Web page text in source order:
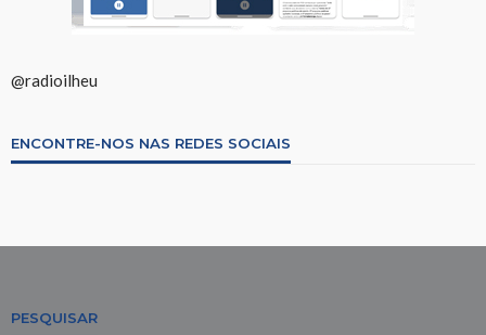
@radioilheu
ENCONTRE-NOS NAS REDES SOCIAIS
PESQUISAR